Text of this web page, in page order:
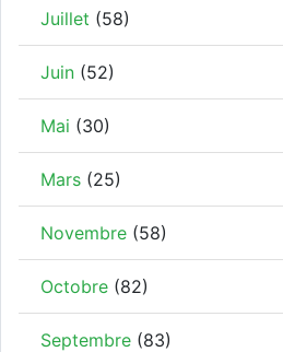
Juillet (58)
Juin (52)
Mai (30)
Mars (25)
Novembre (58)
Octobre (82)
Septembre (83)